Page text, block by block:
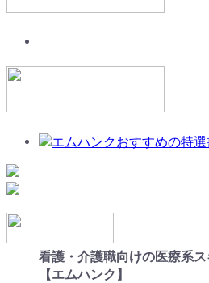
看護・介護職向けの医療系
【エムハンク】